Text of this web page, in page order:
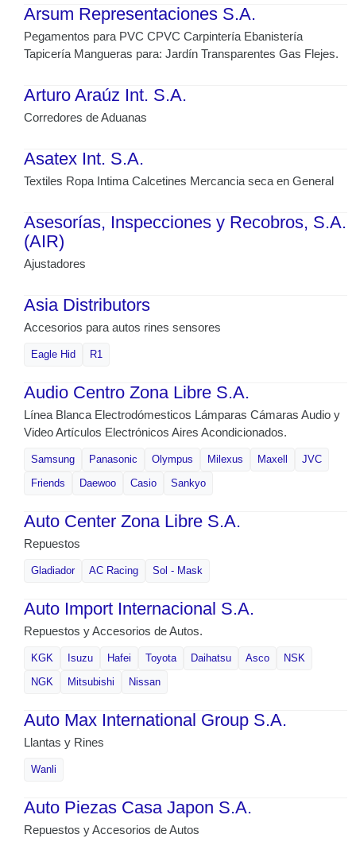
Arsum Representaciones S.A.
Pegamentos para PVC CPVC Carpintería Ebanistería
Tapicería Mangueras para: Jardín Transparentes Gas Flejes.
Arturo Araúz Int. S.A.
Corredores de Aduanas
Asatex Int. S.A.
Textiles Ropa Intima Calcetines Mercancia seca en General
Asesorías, Inspecciones y Recobros, S.A.
(AIR)
Ajustadores
Asia Distributors
Accesorios para autos rines sensores
Eagle Hid R1
Audio Centro Zona Libre S.A.
Línea Blanca Electrodómesticos Lámparas Cámaras Audio y
Video Artículos Electrónicos Aires Acondicionados.
Samsung Panasonic Olympus Milexus Maxell
JVC
Friends
Daewoo Casio Sankyo
Auto Center Zona Libre S.A.
Repuestos
Gladiador AC Racing Sol - Mask
Auto Import Internacional S.A.
Repuestos y Accesorios de Autos.
KGK Isuzu Hafei Toyota Daihatsu Asco
NSK
NGK
Mitsubishi Nissan
Auto Max International Group S.A.
Llantas y Rines
Wanli
Auto Piezas Casa Japon S.A.
Repuestos y Accesorios de Autos